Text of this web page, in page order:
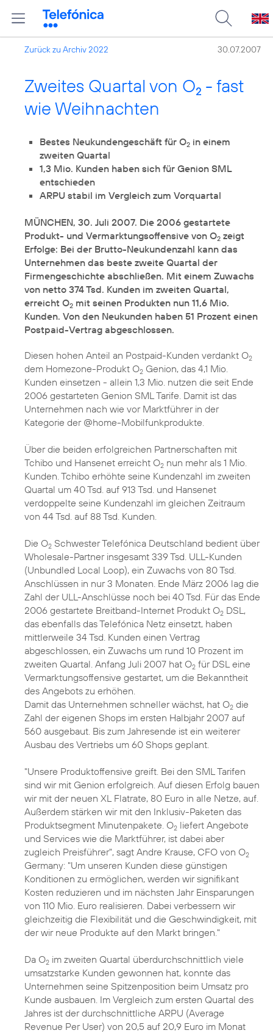
Zurück zu Archiv 2022 30.07.2007
Zweites Quartal von O2 - fast
wie Weihnachten
Bestes Neukundengeschäft für O2 in einem
1,3 Mio. Kunden haben sich für Genion SML
MÜNCHEN, 30. Juli 2007. Die 2006 gestartete
Produkt- und Vermarktungsoffensive von O2 zeigt
Erfolge: Bei der Brutto-Neukundenzahl kann das
Unternehmen das beste zweite Quartal der
Firmengeschichte abschließen. Mit einem Zuwachs
von netto 374 Tsd. Kunden im zweiten Quartal,
erreicht O2 mit seinen Produkten nun 11,6 Mio.
Kunden. Von den Neukunden haben 51 Prozent einen
Postpaid-Vertrag abgeschlossen.
Diesen hohen Anteil an Postpaid-Kunden verdankt O2
dem Homezone-Produkt O2 Genion, das 4,1 Mio.
Kunden einsetzen - allein 1,3 Mio. nutzen die seit Ende
2006 gestarteten Genion SML Tarife. Damit ist das
Unternehmen nach wie vor Marktführer in der
Kategorie der @home-Mobilfunkprodukte.
Über die beiden erfolgreichen Partnerschaften mit
Tchibo und Hansenet erreicht O2 nun mehr als 1 Mio.
Kunden. Tchibo erhöhte seine Kundenzahl im zweiten
Quartal um 40 Tsd. auf 913 Tsd. und Hansenet
verdoppelte seine Kundenzahl im gleichen Zeitraum
von 44 Tsd. auf 88 Tsd. Kunden.
Die O2 Schwester Telefónica Deutschland bedient über
Wholesale-Partner insgesamt 339 Tsd. ULL-Kunden
(Unbundled Local Loop), ein Zuwachs von 80 Tsd.
Anschlüssen in nur 3 Monaten. Ende März 2006 lag die
Zahl der ULL-Anschlüsse noch bei 40 Tsd. Für das Ende
2006 gestartete Breitband-Internet Produkt O2 DSL,
das ebenfalls das Telefónica Netz einsetzt, haben
mittlerweile 34 Tsd. Kunden einen Vertrag
abgeschlossen, ein Zuwachs um rund 10 Prozent im
zweiten Quartal. Anfang Juli 2007 hat O2 für DSL eine
Vermarktungsoffensive gestartet, um die Bekanntheit
des Angebots zu erhöhen.
Damit das Unternehmen schneller wächst, hat O2 die
Zahl der eigenen Shops im ersten Halbjahr 2007 auf
560 ausgebaut. Bis zum Jahresende ist ein weiterer
Ausbau des Vertriebs um 60 Shops geplant.
"Unsere Produktoffensive greift. Bei den SML Tarifen
sind wir mit Genion erfolgreich. Auf diesen Erfolg bauen
wir mit der neuen XL Flatrate, 80 Euro in alle Netze, auf.
Außerdem stärken wir mit den Inklusiv-Paketen das
Produktsegment Minutenpakete. O2 liefert Angebote
und Services wie die Marktführer, ist dabei aber
zugleich Preisführer", sagt Andre Krause, CFO von O2
Germany: "Um unseren Kunden diese günstigen
Konditionen zu ermöglichen, werden wir signifikant
Kosten reduzieren und im nächsten Jahr Einsparungen
von 110 Mio. Euro realisieren. Dabei verbessern wir
gleichzeitig die Flexibilität und die Geschwindigkeit, mit
der wir neue Produkte auf den Markt bringen."
Da O2 im zweiten Quartal überdurchschnittlich viele
umsatzstarke Kunden gewonnen hat, konnte das
Unternehmen seine Spitzenposition beim Umsatz pro
Kunde ausbauen. Im Vergleich zum ersten Quartal des
Jahres ist der durchschnittliche ARPU (Average
Revenue Per User) von 20,5 auf 20,9 Euro im Monat